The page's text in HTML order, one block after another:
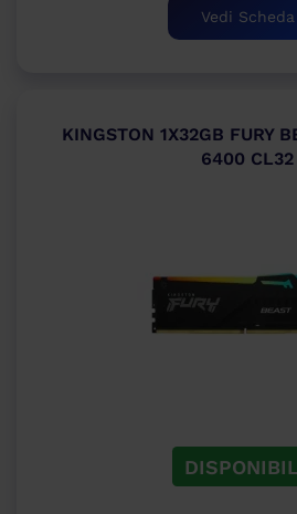
Vedi Scheda
KINGSTON 1X32GB FURY
6400 CL32